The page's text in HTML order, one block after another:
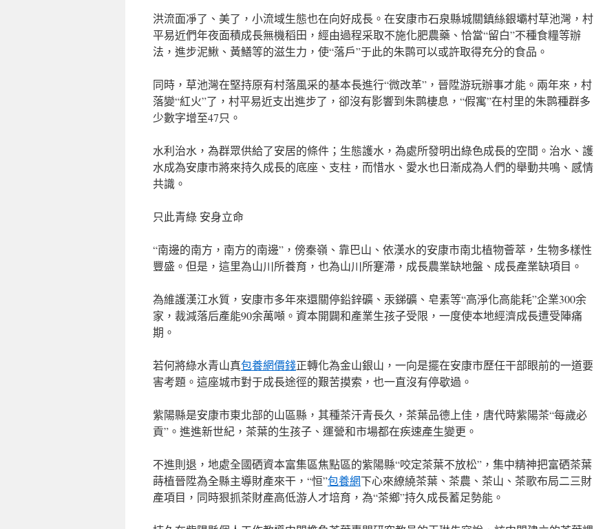
洪流面凈了、美了，小流域生態也在向好成長。在安康市石泉縣城關鎮絲銀壩村草池灣，村
平易近們年夜面積成長無機稻田，經由過程采取不施化肥農藥、恰當“留白”不種食糧等辦
法，進步泥鰍、黃鱔等的滋生力，使“落戶”于此的朱鹮可以或許取得充分的食品。
同時，草池灣在堅持原有村落風采的基本長進行“微改革”，晉陞游玩辦事才能。兩年來，村
落變“紅火”了，村平易近支出進步了，卻沒有影響到朱鹮棲息，“假寓”在村里的朱鹮種群多
少數字增至47只。
水利治水，為群眾供給了安居的條件；生態護水，為處所發明出綠色成長的空間。治水、護
水成為安康市將來持久成長的底座、支柱，而惜水、愛水也日漸成為人們的舉動共鳴、感情
共識。
只此青綠 安身立命
“南邊的南方，南方的南邊”，傍秦嶺、靠巴山、依漢水的安康市南北植物薈萃，生物多樣性
豐盛。但是，這里為山川所養育，也為山川所蹇滯，成長農業缺地盤、成長產業缺項目。
為維護漢江水質，安康市多年來還關停鉛鋅礦、汞銻礦、皂素等“高淨化高能耗”企業300余
家，裁減落后產能90余萬噸。資本開闢和產業生孩子受限，一度使本地經濟成長遭受陣痛
期。
若何將綠水青山真包養網價錢正轉化為金山銀山，一向是擺在安康市歷任干部眼前的一道要
害考題。這座城市對于成長途徑的艱苦摸索，也一直沒有停歇過。
紫陽縣是安康市東北部的山區縣，其種茶汗青長久，茶葉品德上佳，唐代時紫陽茶“每歲必
貢”。進進新世紀，茶葉的生孩子、運營和市場都在疾速產生變更。
不進則退，地處全國硒資本富集區焦點區的紫陽縣“咬定茶葉不放松”，集中精神把富硒茶葉
蒔植晉陞為全縣主導財產來干，“恒”包養網下心來繚繞茶葉、茶農、茶山、茶歌布局二三財
產項目，同時狠抓茶財產高低游人才培育，為“茶鄉”持久成長蓄足勢能。